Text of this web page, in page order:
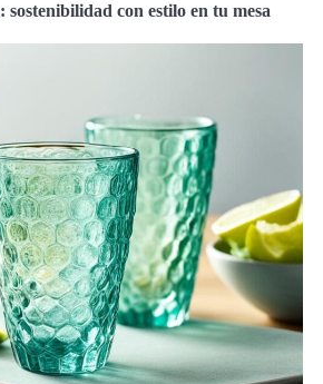
sostenibilidad con estilo en tu mesa